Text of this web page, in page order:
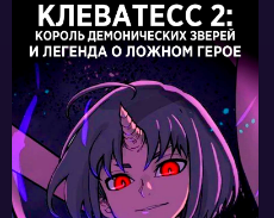
15610
33 30